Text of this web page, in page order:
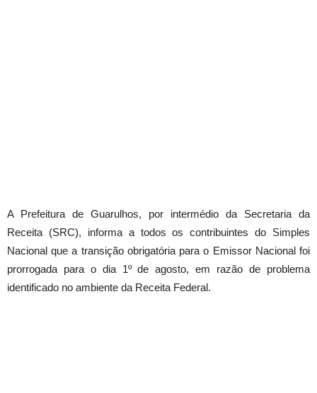
A Prefeitura de Guarulhos, por intermédio da Secretaria da
Receita (SRC), informa a todos os contribuintes do Simples
Nacional que a transição obrigatória para o Emissor Nacional foi
prorrogada para o dia 1º de agosto, em razão de problema
identificado no ambiente da Receita Federal.